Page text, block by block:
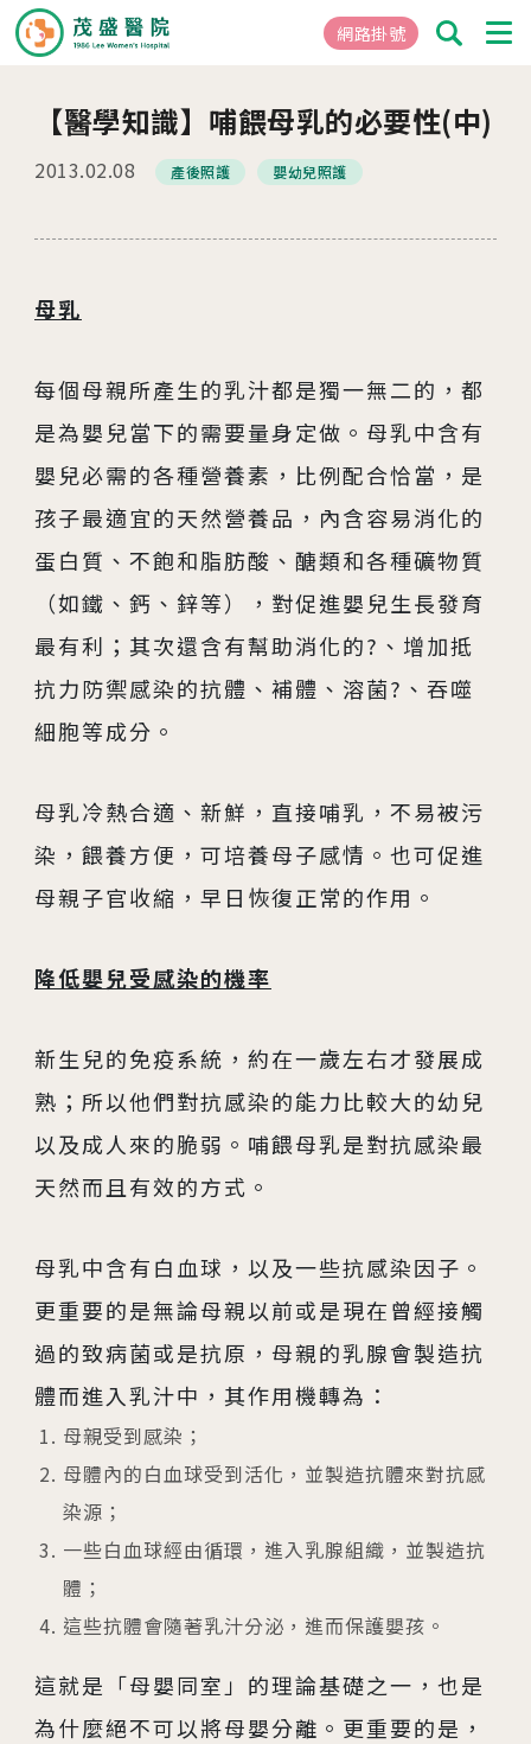
網路掛號
01 關於茂盛
醫院簡介
02 醫療團隊
03 就醫指南
04 生殖醫學專科
06 最新消息
08 圓夢分享
【醫學知識】哺餵母乳的必要性(中)
2013.02.08 產後照護 嬰幼兒照護
母乳
每個母親所產生的乳汁都是獨一無二的，都
是為嬰兒當下的需要量身定做。母乳中含有
嬰兒必需的各種營養素，比例配合恰當，是
孩子最適宜的天然營養品，內含容易消化的
蛋白質、不飽和脂肪酸、醣類和各種礦物質
（如鐵、鈣、鋅等），對促進嬰兒生長發育
最有利；其次還含有幫助消化的?、增加抵
抗力防禦感染的抗體、補體、溶菌?、吞噬
細胞等成分。
母乳冷熱合適、新鮮，直接哺乳，不易被污
染，餵養方便，可培養母子感情。也可促進
母親子官收縮，早日恢復正常的作用。
降低嬰兒受感染的機率
新生兒的免疫系統，約在一歲左右才發展成
熟；所以他們對抗感染的能力比較大的幼兒
以及成人來的脆弱。哺餵母乳是對抗感染最
天然而且有效的方式。
母乳中含有白血球，以及一些抗感染因子。
更重要的是無論母親以前或是現在曾經接觸
過的致病菌或是抗原，母親的乳腺會製造抗
體而進入乳汁中，其作用機轉為：
母親受到感染；
母體內的白血球受到活化，並製造抗體來對抗感
染源；
一些白血球經由循環，進入乳腺組織，並製造抗
體；
這些抗體會隨著乳汁分泌，進而保護嬰孩。
這就是「母嬰同室」的理論基礎之一，也是
為什麼絕不可以將母嬰分離。更重要的是，